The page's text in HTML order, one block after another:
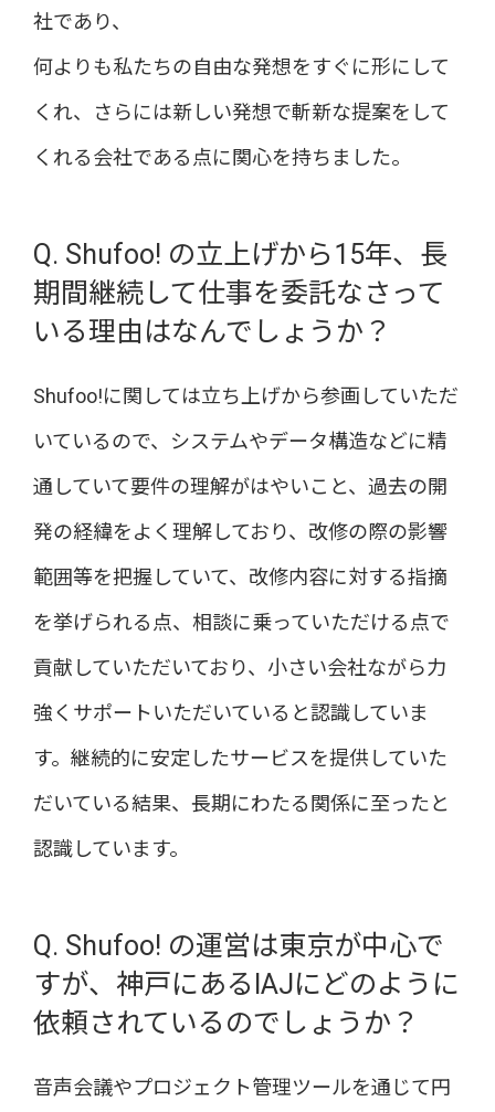
社であり、
何よりも私たちの自由な発想をすぐに形にして
くれ、さらには新しい発想で斬新な提案をして
くれる会社である点に関心を持ちました。
Q. Shufoo! の立上げから15年、長
期間継続して仕事を委託なさって
いる理由はなんでしょうか？
Shufoo!に関しては立ち上げから参画していただ
いているので、システムやデータ構造などに精
通していて要件の理解がはやいこと、過去の開
発の経緯をよく理解しており、改修の際の影響
範囲等を把握していて、改修内容に対する指摘
を挙げられる点、相談に乗っていただける点で
貢献していただいており、小さい会社ながら力
強くサポートいただいていると認識していま
す。継続的に安定したサービスを提供していた
だいている結果、長期にわたる関係に至ったと
認識しています。
Q. Shufoo! の運営は東京が中心で
すが、神戸にあるIAJにどのように
依頼されているのでしょうか？
音声会議やプロジェクト管理ツールを通じて円